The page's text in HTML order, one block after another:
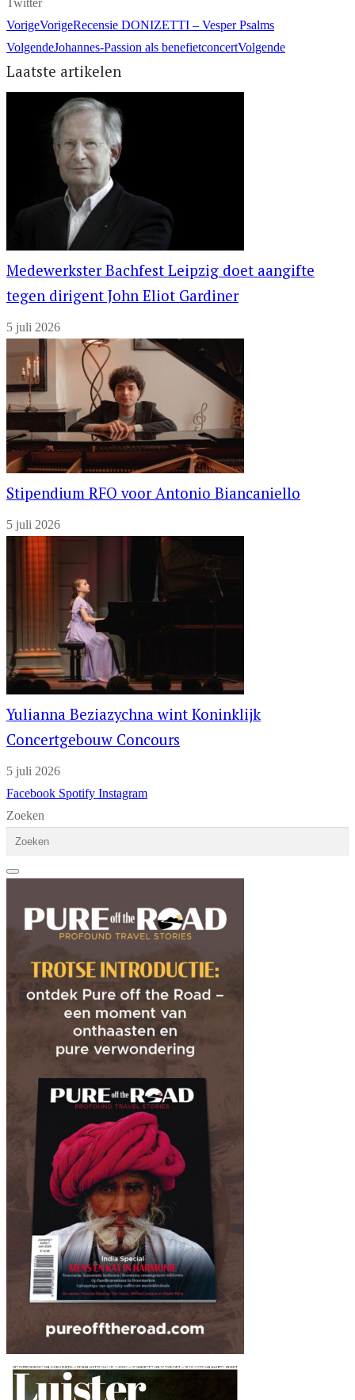
Twitter
VorigeVorigeRecensie DONIZETTI – Vesper Psalms
VolgendeJohannes-Passion als benefietconcertVolgende
Laatste artikelen
Medewerkster Bachfest Leipzig doet aangifte
tegen dirigent John Eliot Gardiner
5 juli 2026
Stipendium RFO voor Antonio Biancaniello
5 juli 2026
Yulianna Beziazychna wint Koninklijk
Concertgebouw Concours
5 juli 2026
Facebook Spotify Instagram
Zoeken